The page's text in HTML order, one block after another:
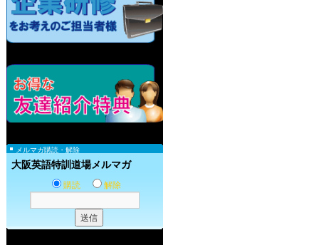
メルマガ購読・解除
大阪英語特訓道場メルマガ
購読 解除